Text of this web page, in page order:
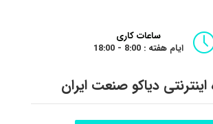
ساعات کاری
ایام هفته : 8:00 - 18:00
دیاکو صنعت ایران